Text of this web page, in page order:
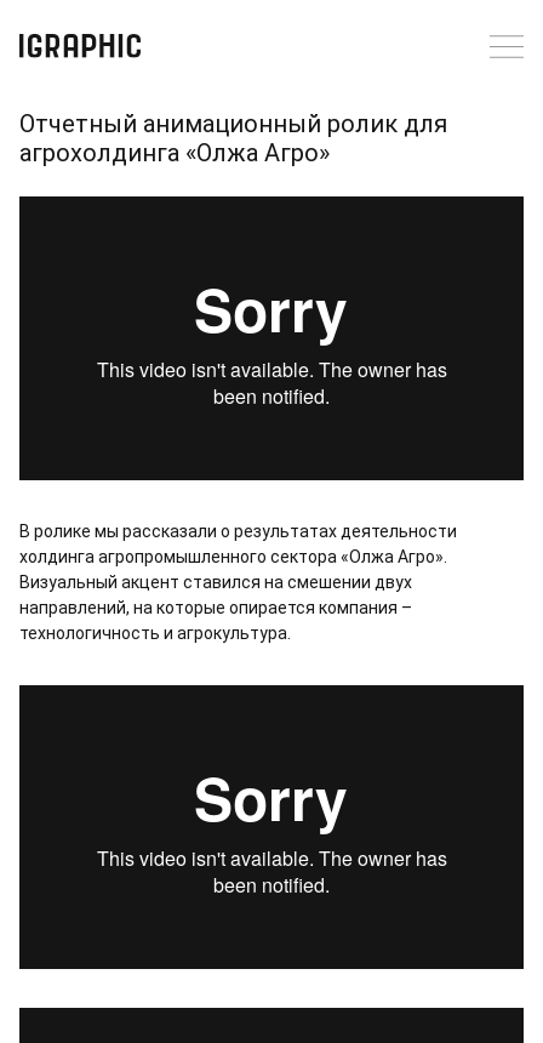
Отчетный анимационный ролик для
агрохолдинга «Олжа Агро»
В ролике мы рассказали о результатах деятельности
холдинга агропромышленного сектора «Олжа Агро».
Визуальный акцент ставился на смешении двух
направлений, на которые опирается компания –
технологичность и агрокультура.